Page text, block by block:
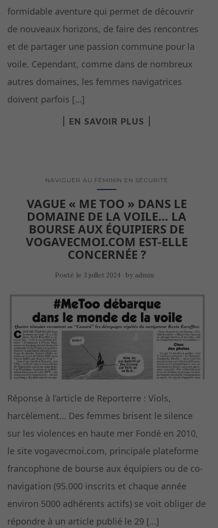
formidable aventure qui permet de découvrir
de nouveaux horizons, de faire des rencontres
et de partager une passion commune pour la
voile. Cependant, comme dans de nombreux
autres domaines, les femmes navigatrices
doivent parfois […]
EN SAVOIR PLUS
NAVIGUER AU FÉMININ EN SÉCURITÉ
VAGUE « ME TOO » DANS LE
DOMAINE DE LA VOILE… LA
BOURSE AUX ÉQUIPIERS DE
VOGAVECMOI.COM EST-ELLE
CONCERNÉE ?
Posté le 3 juillet 2024 by admin
Réponse à l’article de Reporterre : Viols,
harcèlement… Des femmes brisent le silence
sur les violences en haute mer Fondé en 2010,
le site vogavecmoi.com, principale plateforme
francophone de bourse aux équipiers ou de co-
navigation (95.000 inscrits et chaque année
environ 5000 adhérents actifs) se voit obliger de
répondre à un article publié le 29 […]